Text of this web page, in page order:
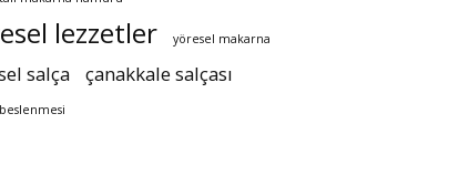
lezzetler yöresel makarna
salça çanakkale salçası